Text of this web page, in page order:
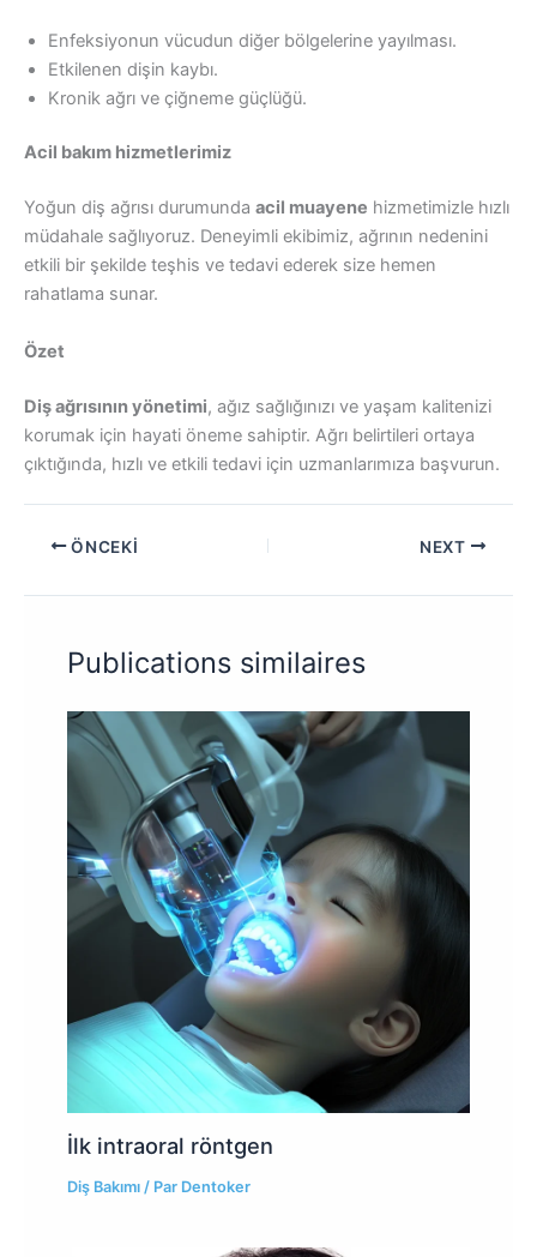
Enfeksiyonun vücudun diğer bölgelerine yayılması.
Etkilenen dişin kaybı.
Kronik ağrı ve çiğneme güçlüğü.
Acil bakım hizmetlerimiz
Yoğun diş ağrısı durumunda acil muayene hizmetimizle hızlı
müdahale sağlıyoruz. Deneyimli ekibimiz, ağrının nedenini
etkili bir şekilde teşhis ve tedavi ederek size hemen
rahatlama sunar.
Özet
Diş ağrısının yönetimi, ağız sağlığınızı ve yaşam kalitenizi
korumak için hayati öneme sahiptir. Ağrı belirtileri ortaya
çıktığında, hızlı ve etkili tedavi için uzmanlarımıza başvurun.
ÖNCEKI NEXT
Publications similaires
İlk intraoral röntgen
Diş Bakımı / Par Dentoker